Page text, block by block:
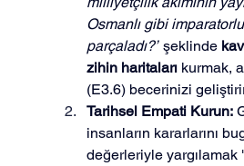
Osmanlı gibi
parçaladı?” şeklinde
zihin haritaları kurmak,
(E3.6) becerinizi
Tarihsel Empati Kurun:
insanların kararlarını
değerleriyle yargılamak